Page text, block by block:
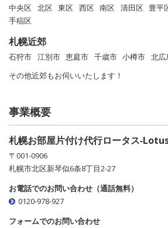
中央区 北区 東区 西区 南区 清田区 豊平
手稲区
札幌近郊
石狩市 江別市 恵庭市 千歳市 小樽市 北広
その他近郊もお伺いいたします！
事業概要
札幌お部屋片付け代行ロータス
〒001-0906
札幌市北区新琴似6条8丁目2-27
お電話でのお問い合わせ（通話無料）
0120-978-927
フォームでのお問い合わせ